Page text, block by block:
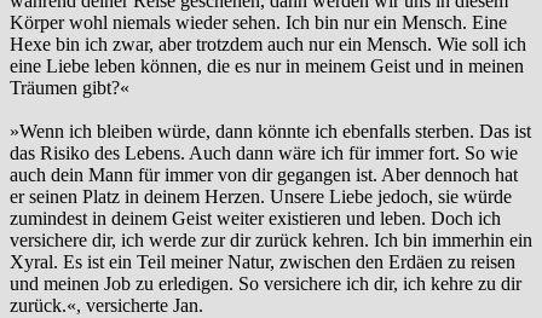
Körper wohl niemals wieder sehen. Ich bin nur ein Mensch. Eine
Hexe bin ich zwar, aber trotzdem auch nur ein Mensch. Wie soll ich
eine Liebe leben können, die es nur in meinem Geist und in meinen
Träumen gibt?«
»Wenn ich bleiben würde, dann könnte ich ebenfalls sterben. Das ist
das Risiko des Lebens. Auch dann wäre ich für immer fort. So wie
auch dein Mann für immer von dir gegangen ist. Aber dennoch hat
er seinen Platz in deinem Herzen. Unsere Liebe jedoch, sie würde
zumindest in deinem Geist weiter existieren und leben. Doch ich
versichere dir, ich werde zur dir zurück kehren. Ich bin immerhin ein
Xyral. Es ist ein Teil meiner Natur, zwischen den Erdäen zu reisen
und meinen Job zu erledigen. So versichere ich dir, ich kehre zu dir
zurück.«, versicherte Jan.